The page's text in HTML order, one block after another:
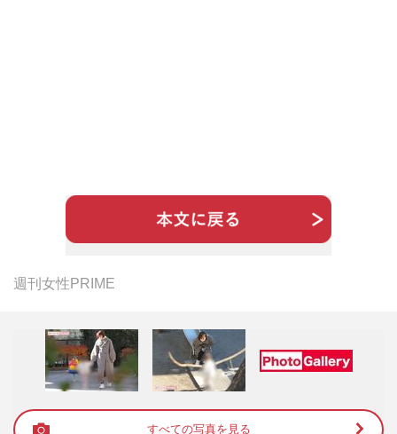
週刊女性PRIME
すべての写真を見る